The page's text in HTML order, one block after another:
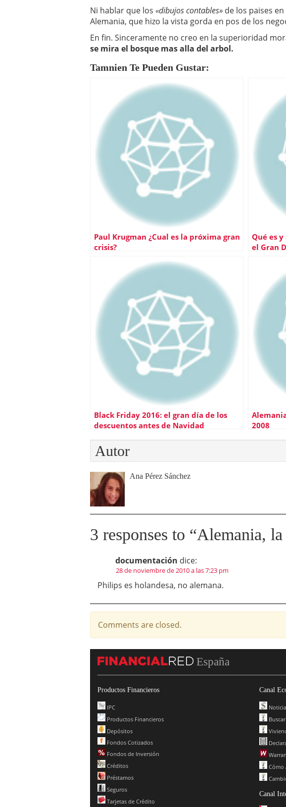
Ni hablar que los «dibujos contables» de los paises
Alemania, que hizo la vista gorda en pos de los
En fin. Sinceramente no creo en la superioridad
se mira el bosque mas alla del arbol.
Tamnien Te Pueden Gustar:
Paul Krugman ¿Cual es la próxima gran
crisis?
Qué es
el Gran
Black Friday 2016: el gran día de los
descuentos antes de Navidad
2008
Autor
Ana Pérez Sánchez
3 responses to “Alemania,
documentación dice:
28 de noviembre de 2010 a las 7:23 pm
Philips es holandesa, no alemana.
Comments are closed.
España
Productos Financieros
IPC
Productos Financieros
Depósitos
Fondos Cotizados
Fondos de Inversión
Créditos
Préstamos
Seguros
Tarjetas de Crédito
Canal
Cómo
Canal